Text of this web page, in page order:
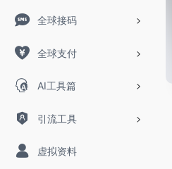
全球接码
全球支付
AI工具篇
引流工具
虚拟资料